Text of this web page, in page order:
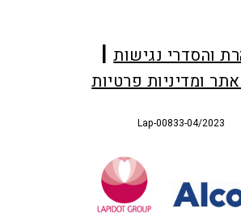
והסדרי נגישות
ומדיניות פרטיות
Lap-00833-04/2023